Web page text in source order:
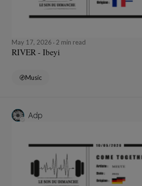
May 17, 2026 2 min read
RIVER - Ibeyi
Music
Adp